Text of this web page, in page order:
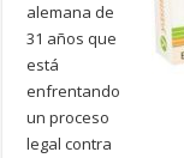
alemana de
31 años que
está
enfrentando
un proceso
legal contra